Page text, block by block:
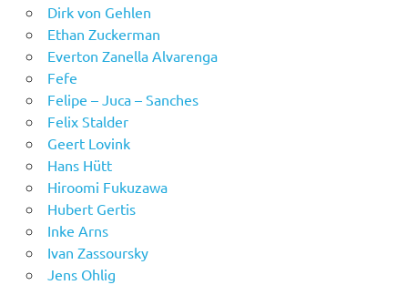
Dirk von Gehlen
Ethan Zuckerman
Everton Zanella Alvarenga
Fefe
Felipe – Juca – Sanches
Felix Stalder
Geert Lovink
Hans Hütt
Hiroomi Fukuzawa
Hubert Gertis
Inke Arns
Ivan Zassoursky
Jens Ohlig